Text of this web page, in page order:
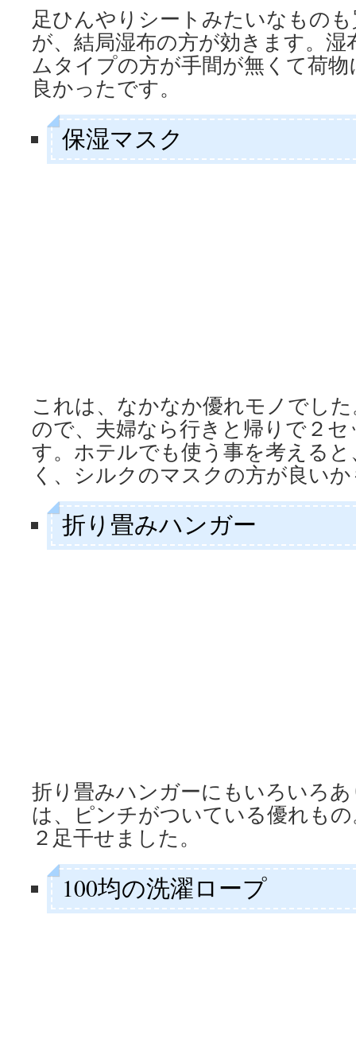
足ひんやりシートみたいなもの
が、結局湿布の方が効きます。
ムタイプの方が手間が無くて荷
良かったです。
保湿マスク
これは、なかなか優れモノでし
ので、夫婦なら行きと帰りで２
す。ホテルでも使う事を考える
く、シルクのマスクの方が良い
折り畳みハンガー
折り畳みハンガーにもいろいろ
は、ピンチがついている優れも
２足干せました。
100均の洗濯ロープ